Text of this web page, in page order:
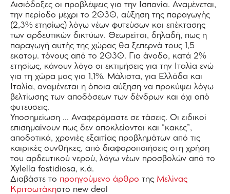
Αισιόδοξες οι προβλέψεις για την Ισπανία. Αναμένεται,
την περίοδο μέχρι το 2030, αύξηση της παραγωγής
(2,3% ετησίως) λόγω νέων φυτεύσων και επέκτασης
των αρδευτικών δικτύων. Θεωρείται, δηλαδή, πως η
παραγωγή αυτής της χώρας θα ξεπερνά τους 1,5
εκατομ. τόνους από το 2030. Για άνοδο, κατά 2%
ετησίως, κάνουν λόγο οι εκτιμήσεις για την Ιταλία ενώ
για τη χώρα μας για 1,1%. Μάλιστα, για Ελλάδα και
Ιταλία, αναμένεται η όποια αύξηση να προκύψει λόγω
βελτίωσης των αποδόσεων των δένδρων και όχι από
φυτεύσεις.
Υποσημείωση … Αναφερόμαστε σε τάσεις. Οι ειδικοί
επισημαίνουν πως δεν αποκλείονται και “κακές”,
αποδοτικά, χρονιές εξαιτίας προβλημάτων από τις
καιρικές συνθήκες, από διαφοροποιήσεις στη χρήση
του αρδευτικού νερού, λόγω νέων προσβολών από το
Xylella fastidiosa, κ.ά.
Διαβάστε το προηγούμενο άρθρο της Μελίνας
Κριτσωτάκηστο new deal